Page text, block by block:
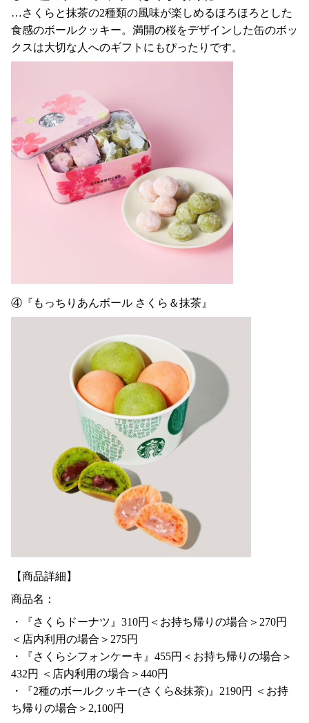
…さくらと抹茶の2種類の風味が楽しめるほろほろとした
食感のボールクッキー。満開の桜をデザインした缶のボッ
クスは大切な人へのギフトにもぴったりです。
④『もっちりあんボール さくら＆抹茶』
【商品詳細】
商品名：
・『さくらドーナツ』310円＜お持ち帰りの場合＞270円
＜店内利用の場合＞275円
・『さくらシフォンケーキ』455円＜お持ち帰りの場合＞
432円 ＜店内利用の場合＞440円
・『2種のボールクッキー(さくら&抹茶)』2190円 ＜お持
ち帰りの場合＞2,100円